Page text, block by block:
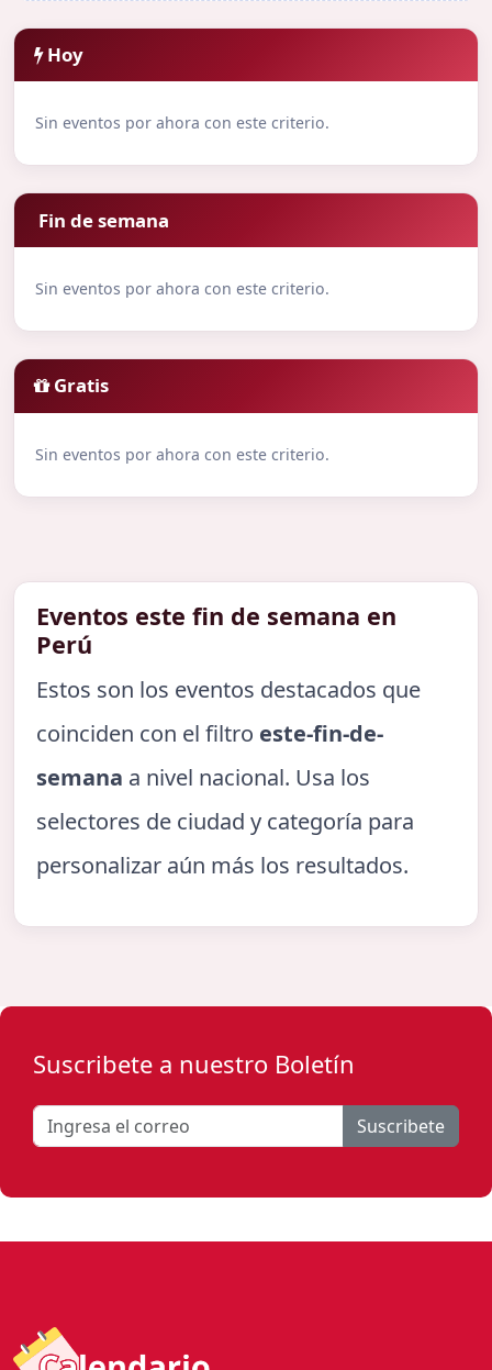
Hoy
Sin eventos por ahora con este criterio.
Fin de semana
Sin eventos por ahora con este criterio.
Gratis
Sin eventos por ahora con este criterio.
Eventos este fin de semana en
Perú
Estos son los eventos destacados que
coinciden con el filtro este-fin-de-
semana a nivel nacional. Usa los
selectores de ciudad y categoría para
personalizar aún más los resultados.
Suscribete a nuestro Boletín
Suscribete